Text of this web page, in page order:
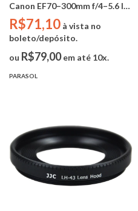
Canon EF70–300mm f/4–5.6 IS
USM (Substitui Canon ET-65B)
R$71,10 à vista no
boleto/depósito.
ou R$79,00em até 10x.
PARASOL